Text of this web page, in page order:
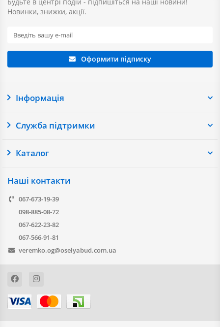
Новинки, знижки, акції.
Оформити підписку
Інформація
Служба підтримки
Каталог
Наші контакти
067-673-19-39
098-885-08-72
067-622-23-82
067-566-91-81
veremko.og@oselyabud.com.ua